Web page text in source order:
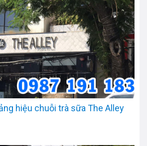
hiệu chuỗi trà sữa The Alley